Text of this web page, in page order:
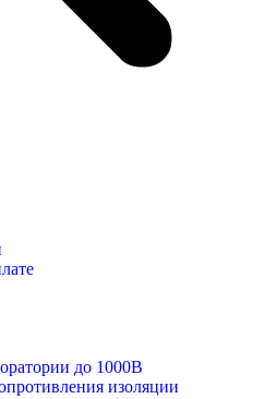
до 1000В
изоляции